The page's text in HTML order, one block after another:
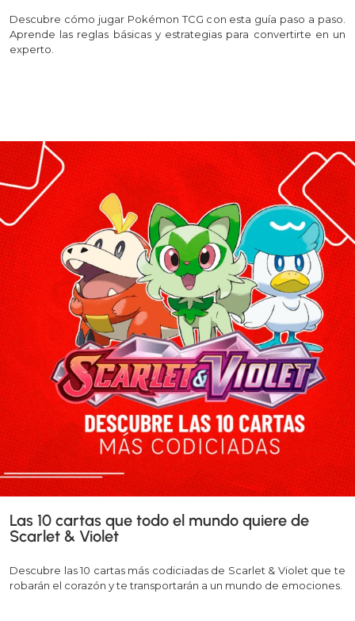
Descubre cómo jugar Pokémon TCG con esta guía paso a paso.
Aprende las reglas básicas y estrategias para convertirte en un
experto.
Las 10 cartas que todo el mundo quiere de
Scarlet & Violet
Descubre las 10 cartas más codiciadas de Scarlet & Violet que te
robarán el corazón y te transportarán a un mundo de emociones.